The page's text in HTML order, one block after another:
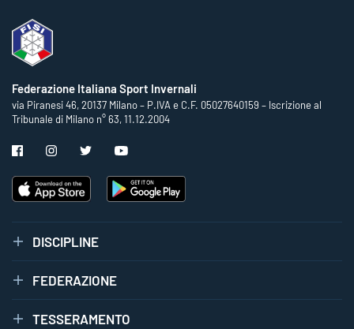
Federazione Italiana Sport Invernali
via Piranesi 46, 20137 Milano – P.IVA e C.F. 05027640159 – Iscrizione al
Tribunale di Milano n° 63, 11.12.2004
DISCIPLINE
FEDERAZIONE
TESSERAMENTO